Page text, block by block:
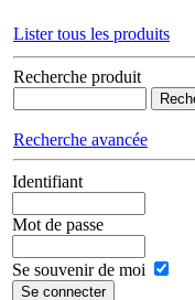
Lister tous les produits
Recherche produit
Recherche avancée
Identifiant
Mot de passe
Se souvenir de moi